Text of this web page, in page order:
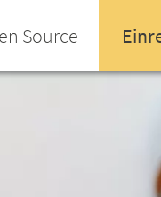
Source
Name oder
Enter your